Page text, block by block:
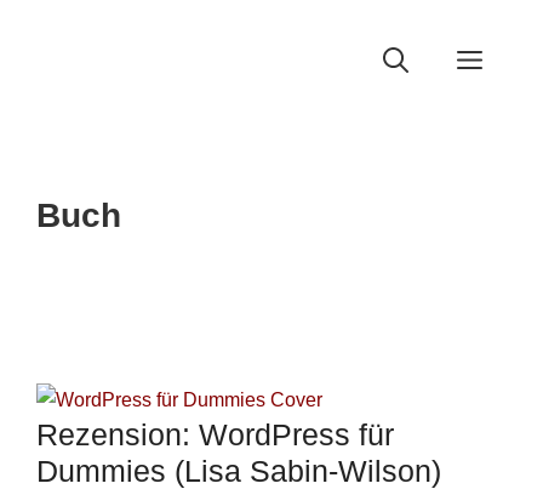
Buch
Rezension: WordPress für
Dummies (Lisa Sabin-Wilson)